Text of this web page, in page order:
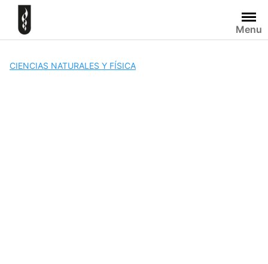
Skip
content
Menu
CIENCIAS NATURALES Y FÍSICA